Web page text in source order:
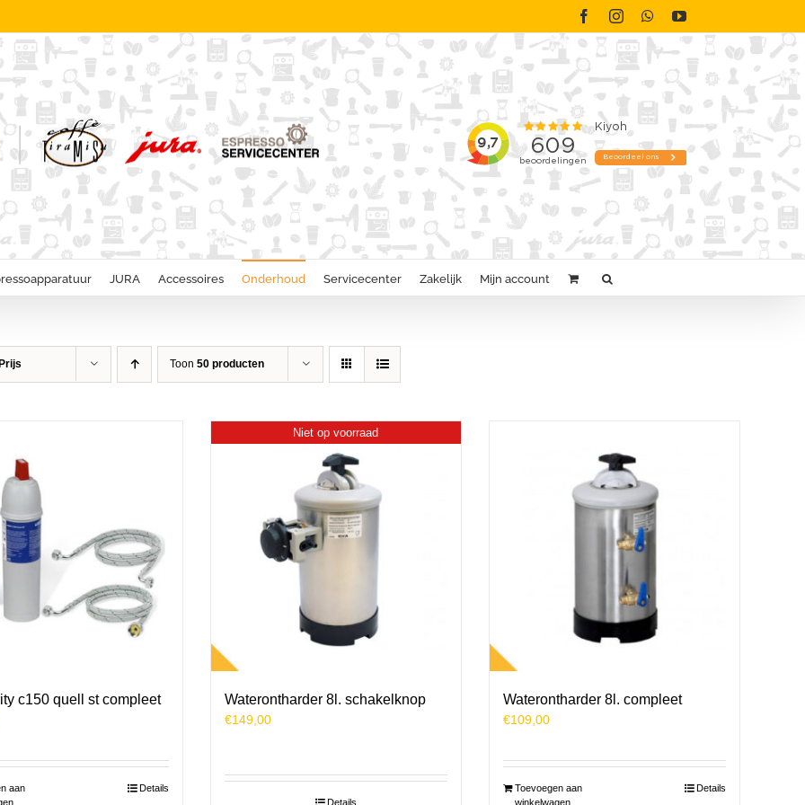
FacebookInstagramWhatsAppYouTube
JURA Accessoires Onderhoud Servicecenter Zakelijk Mijn account
Prijs Toon 50 producten
c150 quell st compleet
aan
Details
Niet op voorraad
Waterontharder 8l. schakelknop
€149,00
Details
Waterontharder 8l. compleet
€109,00
Toevoegen aan
winkelwagen
Details